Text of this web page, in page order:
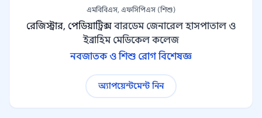
এমবিবিএস, এফসিপিএস (শিশু)
রেজিস্ট্রার, পেডিয়াট্রিক্স বারডেম জেনারেল হাসপাতাল ও
ইব্রাহিম মেডিকেল কলেজ
নবজাতক ও শিশু রোগ বিশেষজ্ঞ
অ্যাপয়েন্টমেন্ট নিন